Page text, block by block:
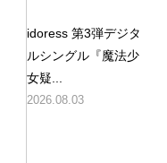
idoress 第3弾デジタ
ルシングル『魔法少
女疑...
2026.08.03